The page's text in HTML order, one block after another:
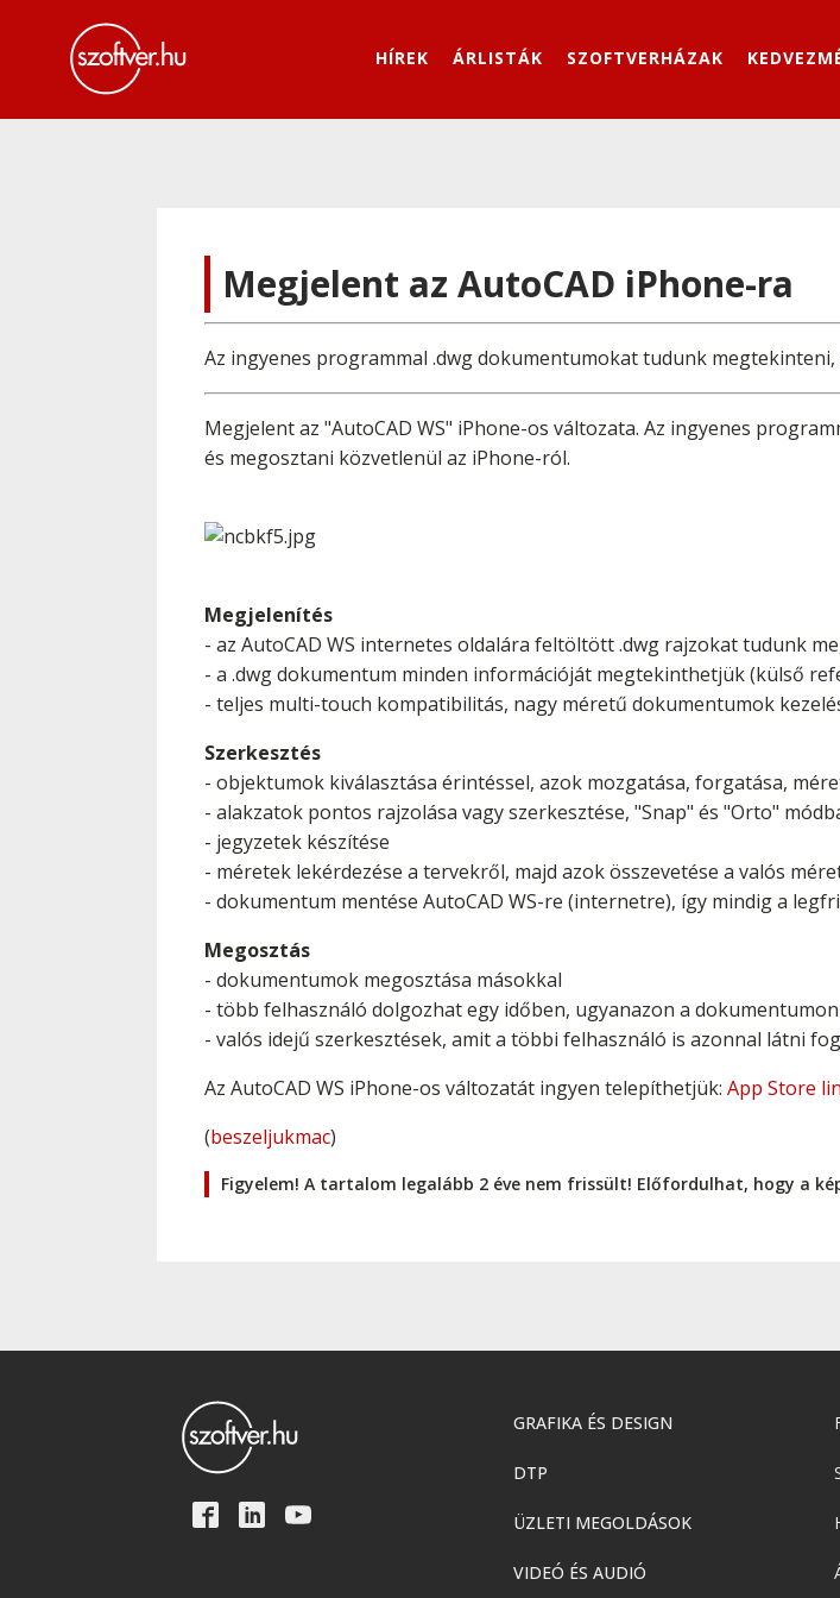
HÍREK ÁRLISTÁK SZOFTVERHÁZAK
Megjelent az AutoCAD iPhone-ra
Az ingyenes programmal .dwg dokumentumokat tudunk
Megjelent az "AutoCAD WS" iPhone-os változata. Az ingyenes
és megosztani közvetlenül az iPhone-ról.
Megjelenítés
- az AutoCAD WS internetes oldalára feltöltött .dwg rajzokat tudunk
- a .dwg dokumentum minden információját megtekinthetjük (külső
- teljes multi-touch kompatibilitás, nagy méretű dokumentumok
Szerkesztés
- objektumok kiválasztása érintéssel, azok mozgatása, forgatása,
- alakzatok pontos rajzolása vagy szerkesztése, "Snap" és "Orto"
- jegyzetek készítése
- méretek lekérdezése a tervekről, majd azok összevetése a valós
- dokumentum mentése AutoCAD WS-re (internetre), így mindig a
Megosztás
- dokumentumok megosztása másokkal
- több felhasználó dolgozhat egy időben, ugyanazon a dokumentumon
- valós idejű szerkesztések, amit a többi felhasználó is azonnal látni fog
Az AutoCAD WS iPhone-os változatát ingyen telepíthetjük: App Store
(beszeljukmac)
Figyelem! A tartalom legalább 2 éve nem frissült! Előfordulhat, hogy a
GRAFIKA ÉS DESIGN
DTP
ÜZLETI MEGOLDÁSOK
VIDEÓ ÉS AUDIÓ